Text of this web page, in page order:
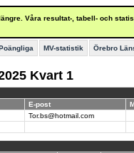
Våra resultat-, tabell- och
MV-statistik Örebro
Kvart 1
E-post
Tor.bs@hotmail.com